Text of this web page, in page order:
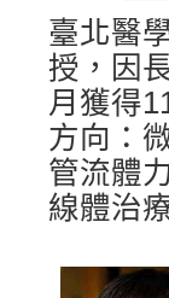
臺北醫
授，因
月獲得
方向：
管流體
線體治